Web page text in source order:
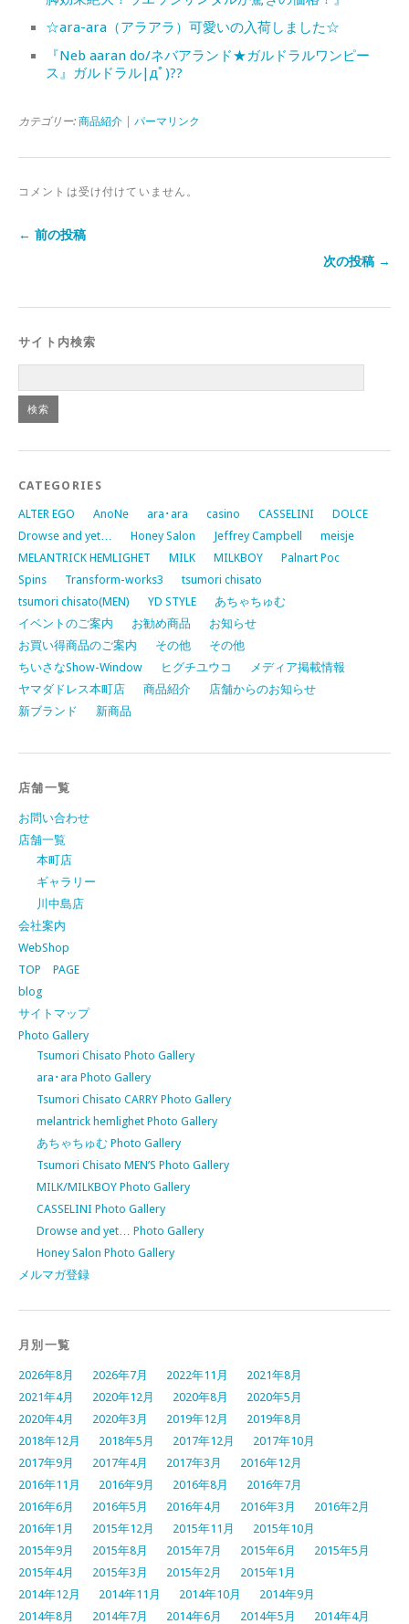
☆ara-ara（アラアラ）可愛いの入荷しました☆
『Neb aaran do/ネバアランド★ガルドラルワンピー
ス』ガルドラル|дﾟ)??
カテゴリー: 商品紹介 パーマリンク
コメントは受け付けていません。
← 前の投稿
次の投稿 →
サイト内検索
CATEGORIES
ALTER EGO AnoNe ara･ara casino CASSELINI
DOLCE
Drowse and yet…
Honey Salon Jeffrey Campbell
meisje
MELANTRICK HEMLIGHET
MILK MILKBOY
Palnart Poc
Spins
Transform-works3
tsumori chisato
tsumori chisato(MEN)
YD STYLE
あちゃちゅむ
イベントのご案内
お勧め商品
お知らせ
お買い得商品のご案内
その他
その他
ちいさなShow-Window
ヒグチユウコ
メディア掲載情報
ヤマダドレス本町店
商品紹介
店舗からのお知らせ
新ブランド
新商品
店舗一覧
お問い合わせ
店舗一覧
本町店
ギャラリー
川中島店
会社案内
WebShop
TOP PAGE
blog
サイトマップ
Photo Gallery
Tsumori Chisato Photo Gallery
ara･ara Photo Gallery
Tsumori Chisato CARRY Photo Gallery
melantrick hemlighet Photo Gallery
あちゃちゅむ Photo Gallery
Tsumori Chisato MEN’S Photo Gallery
MILK/MILKBOY Photo Gallery
CASSELINI Photo Gallery
Drowse and yet… Photo Gallery
Honey Salon Photo Gallery
メルマガ登録
月別一覧
2026年8月 2026年7月 2022年11月
2021年8月
2021年4月
2020年12月 2020年8月
2020年5月
2020年4月
2020年3月 2019年12月
2019年8月
2018年12月
2018年5月 2017年12月
2017年10月
2017年9月
2017年4月 2017年3月
2016年12月
2016年11月
2016年9月 2016年8月
2016年7月
2016年6月
2016年5月 2016年4月 2016年3月
2016年2月
2016年1月
2015年12月 2015年11月
2015年10月
2015年9月
2015年8月 2015年7月 2015年6月
2015年5月
2015年4月
2015年3月 2015年2月
2015年1月
2014年12月
2014年11月 2014年10月
2014年9月
2014年8月
2014年7月 2014年6月 2014年5月
2014年4月